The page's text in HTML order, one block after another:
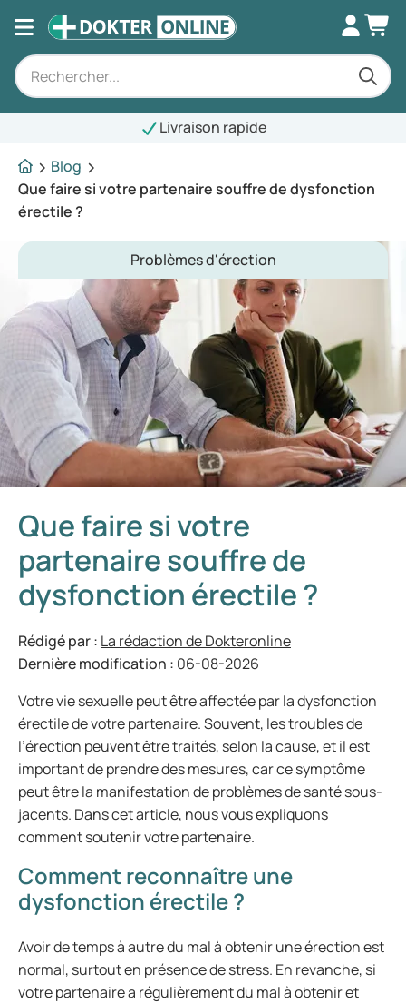
Livraison rapide
Blog
Que faire si votre partenaire souffre de dysfonction
érectile ?
Problèmes d'érection
Que faire si votre
partenaire souffre de
dysfonction érectile ?
Rédigé par : La rédaction de Dokteronline
Dernière modification : 06-08-2026
Votre vie sexuelle peut être affectée par la dysfonction
érectile de votre partenaire. Souvent, les troubles de
l’érection peuvent être traités, selon la cause, et il est
important de prendre des mesures, car ce symptôme
peut être la manifestation de problèmes de santé sous-
jacents. Dans cet article, nous vous expliquons
comment soutenir votre partenaire.
Comment reconnaître une
dysfonction érectile ?
Avoir de temps à autre du mal à obtenir une érection est
normal, surtout en présence de stress. En revanche, si
votre partenaire a régulièrement du mal à obtenir et